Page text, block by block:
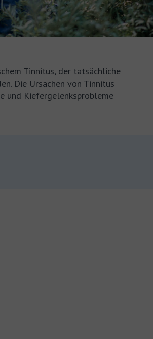
Tinnitus, der tatsächliche
Die Ursachen von Tinnitus
und Kiefergelenksprobleme